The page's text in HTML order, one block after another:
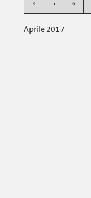
4 5 6
Aprile 2017